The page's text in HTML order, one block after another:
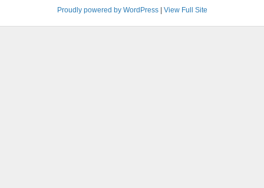
Proudly powered by WordPress| View Full Site